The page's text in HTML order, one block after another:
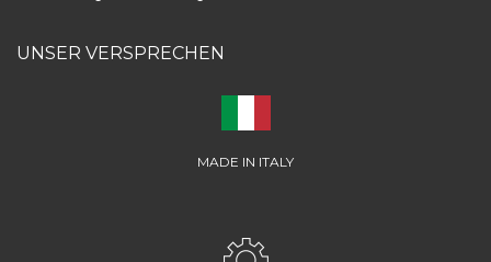
UNSER VERSPRECHEN
MADE IN ITALY